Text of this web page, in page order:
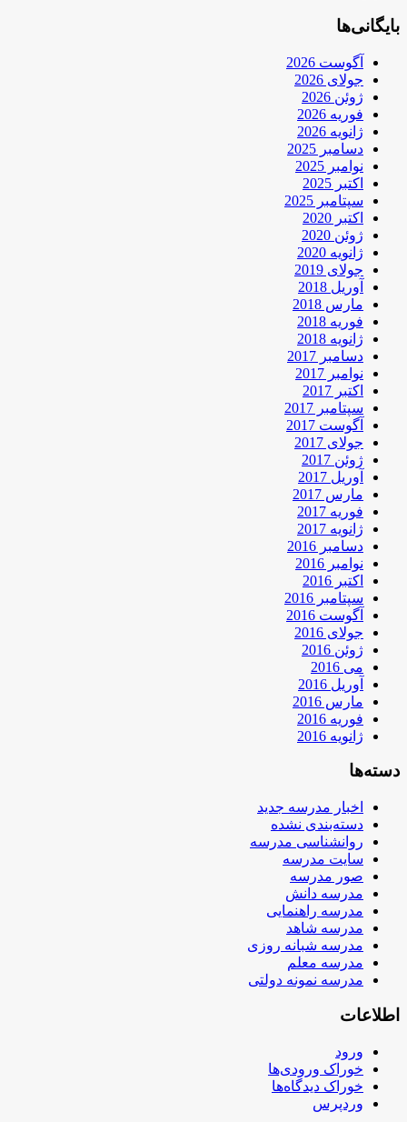
بایگانی‌ها
آگوست 2026
جولای 2026
ژوئن 2026
فوریه 2026
ژانویه 2026
دسامبر 2025
نوامبر 2025
اکتبر 2025
سپتامبر 2025
اکتبر 2020
ژوئن 2020
ژانویه 2020
جولای 2019
آوریل 2018
مارس 2018
فوریه 2018
ژانویه 2018
دسامبر 2017
نوامبر 2017
اکتبر 2017
سپتامبر 2017
آگوست 2017
جولای 2017
ژوئن 2017
آوریل 2017
مارس 2017
فوریه 2017
ژانویه 2017
دسامبر 2016
نوامبر 2016
اکتبر 2016
سپتامبر 2016
آگوست 2016
جولای 2016
ژوئن 2016
می 2016
آوریل 2016
مارس 2016
فوریه 2016
ژانویه 2016
دسته‌ها
اخبار مدرسه جدید
دسته‌بندی نشده
روانشناسی مدرسه
سایت مدرسه
صور مدرسه
مدرسه دانش
مدرسه راهنمایی
مدرسه شاهد
مدرسه شبانه روزی
مدرسه معلم
مدرسه نمونه دولتی
اطلاعات
ورود
خوراک ورودی‌ها
خوراک دیدگاه‌ها
وردپرس